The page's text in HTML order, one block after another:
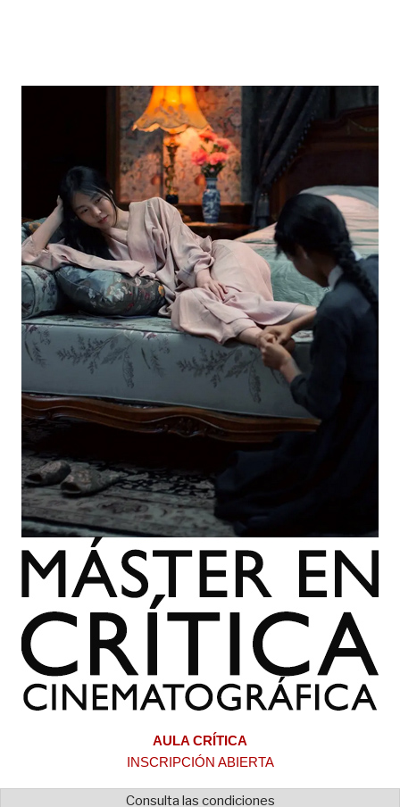
AULA CRÍTICA
INSCRIPCIÓN ABIERTA
Consulta las condiciones